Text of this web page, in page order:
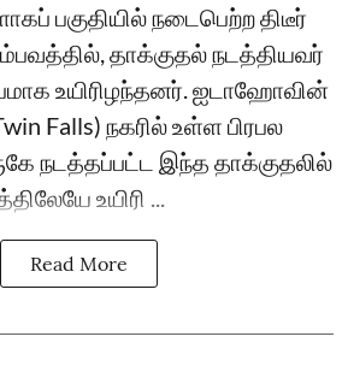
பகுதியில் நடைபெற்ற திடீர்
தாக்குதல் நடத்தியவர்
உயிரிழந்தனர். ஐடாஹோவின்
Falls) நகரில் உள்ள பிரபல
நடத்தப்பட்ட இந்த தாக்குதலில்
உயிரி ...
Read More